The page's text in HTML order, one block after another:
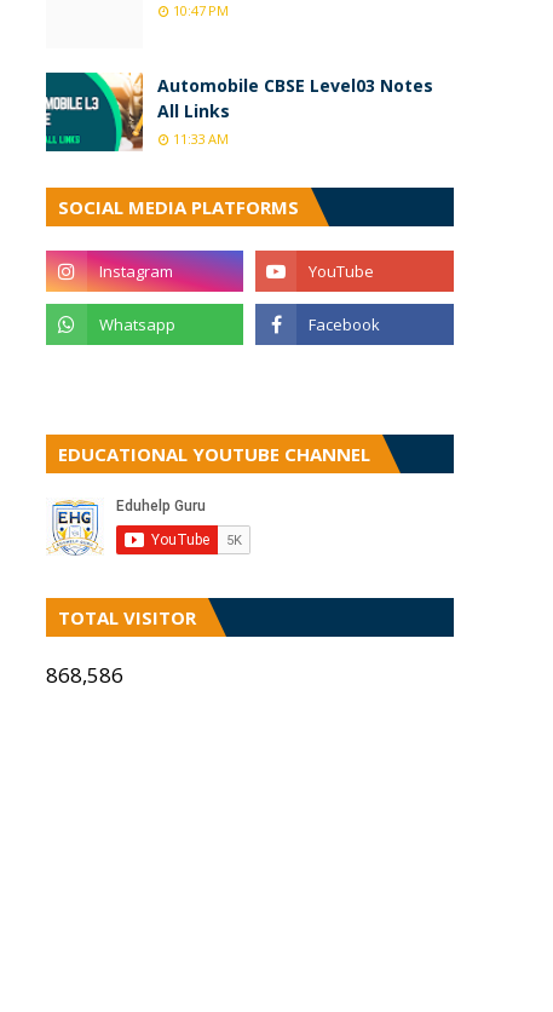
10:47 PM
Automobile CBSE Level03 Notes
All Links
11:33 AM
SOCIAL MEDIA PLATFORMS
EDUCATIONAL YOUTUBE CHANNEL
TOTAL VISITOR
868,586